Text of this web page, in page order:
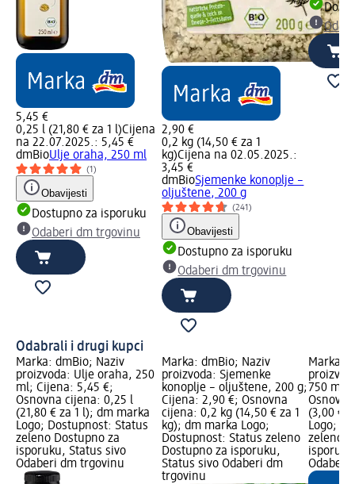
5,45 €
0,25 l (21,80 € za 1 l)Cijena
na 22.07.2025.: 5,45 €
dmBioUlje oraha, 250 ml
(1)
Obavijesti
Dostupno za isporuku
Odaberi dm trgovinu
2,90 €
0,2 kg (14,50 € za 1
kg)Cijena na 02.05.2025.:
3,45 €
dmBioSjemenke konoplje –
oljuštene, 200 g
(241)
Obavijesti
Dostupno za isporuku
Odaberi dm trgovinu
Odabrali i drugi kupci
Marka: dmBio; Naziv
proizvoda: Ulje oraha, 250
ml; Cijena: 5,45 €;
Osnovna cijena: 0,25 l
(21,80 € za 1 l); dm marka
Logo; Dostupnost: Status
zeleno Dostupno za
isporuku, Status sivo
Odaberi dm trgovinu
Marka: dmBio; Naziv
proizvoda: Sjemenke
konoplje – oljuštene, 200 g;
Cijena: 2,90 €; Osnovna
cijena: 0,2 kg (14,50 € za 1
kg); dm marka Logo;
Dostupnost: Status zeleno
Dostupno za isporuku,
Status sivo Odaberi dm
trgovinu
Marka:
750 ml;
(3,00 €
Logo;
zeleno
Odaberi